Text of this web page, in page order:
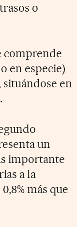
o
comprende
en especie)
situándose en
un
importante
a la
más que